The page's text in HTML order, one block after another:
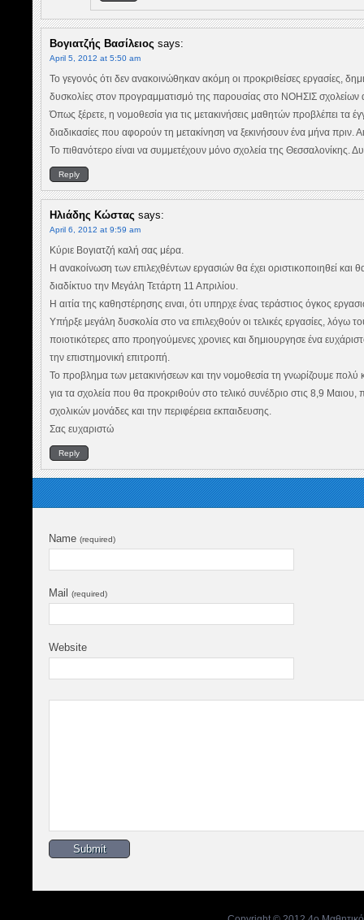
Βογιατζής Βασίλειος says:
April 5, 2012 at 5:50 am
Το γεγονός ότι δεν ανακοινώθηκαν ακόμη οι προκριθείσες εργασίες,
δυσκολίες στον προγραμματισμό της παρουσίας στο ΝΟΗΣΙΣ
Όπως ξέρετε, η νομοθεσία για τις μετακινήσεις μαθητών προβλέπει τα
διαδικασίες που αφορούν τη μετακίνηση να ξεκινήσουν ένα μήνα πριν.
Το πιθανότερο είναι να συμμετέχουν μόνο σχολεία της Θεσσαλονίκης.
Reply
Ηλιάδης Κώστας says:
April 6, 2012 at 9:59 am
Κύριε Βογιατζή καλή σας μέρα.
Η ανακοίνωση των επιλεχθέντων εργασιών θα έχει οριστικοποιηθεί και
διαδίκτυο την Μεγάλη Τετάρτη 11 Απριλίου.
Η αιτία της καθηστέρησης ειναι, ότι υπηρχε ένας τεράστιος όγκος
Υπήρξε μεγάλη δυσκολία στο να επιλεχθούν οι τελικές εργασίες, λόγω
ποιοτικότερες απο προηγούμενες χρονιες και δημιουργησε ένα
την επιστημονική επιτροπή.
Το προβλημα των μετακινήσεων και την νομοθεσία τη γνωρίζουμε πολύ
για τα σχολεία που θα προκριθούν στο τελικό συνέδριο στις 8,9 Μαιου,
σχολικών μονάδες και την περιφέρεια εκπαιδευσης.
Σας ευχαριστώ
Reply
Name (required)
Mail (required)
Website